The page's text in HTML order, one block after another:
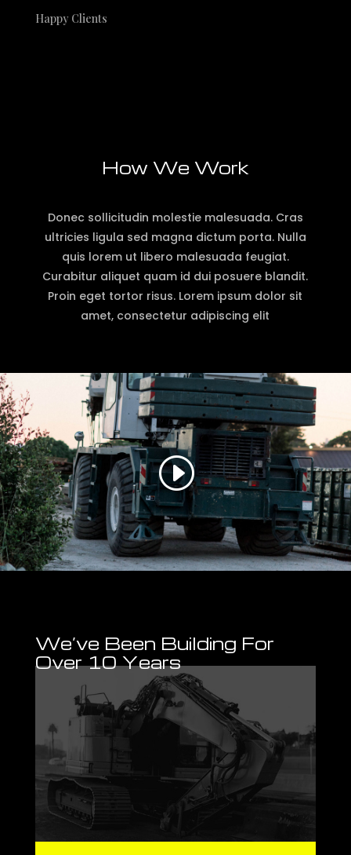
Happy Clients
How We Work
Donec sollicitudin molestie malesuada. Cras
ultricies ligula sed magna dictum porta. Nulla
quis lorem ut libero malesuada feugiat.
Curabitur aliquet quam id dui posuere blandit.
Proin eget tortor risus. Lorem ipsum dolor sit
amet, consectetur adipiscing elit
We’ve Been Building For
Over 10 Years